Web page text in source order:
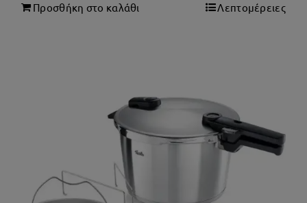
Προσθήκη στο καλάθι Λεπτομέρειες